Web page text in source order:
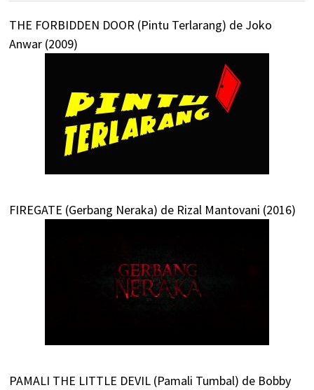
THE FORBIDDEN DOOR (Pintu Terlarang) de Joko
Anwar (2009)
FIREGATE (Gerbang Neraka) de Rizal Mantovani (2016)
PAMALI THE LITTLE DEVIL (Pamali Tumbal) de Bobby